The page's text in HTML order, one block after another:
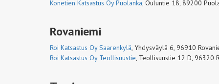
Konetien Katsastus Oy Puolanka, Ouluntie 18, 89200
Rovaniemi
Roi Katsastus Oy Saarenkylä, Yhdysväylä 6, 96910
Roi Katsastus Oy Teollisuustie, Teollisuustie 12 D, 96320